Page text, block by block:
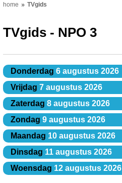
home TVgids
TVgids - NPO 3
Donderdag 6 augustus 2026
Vrijdag 7 augustus 2026
Zaterdag 8 augustus 2026
Zondag 9 augustus 2026
Maandag 10 augustus 2026
Dinsdag 11 augustus 2026
Woensdag 12 augustus 2026